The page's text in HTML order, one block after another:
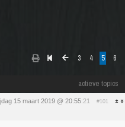
3 4 5 6
actieve topics
15 maart 2019 @ 20:55:21 #101